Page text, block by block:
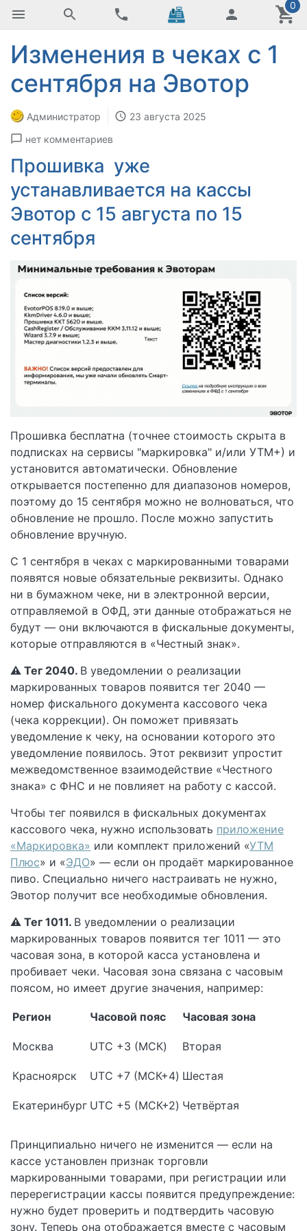
0
Изменения в чеках с 1
сентября на Эвотор
Администратор
23 августа 2025
нет комментариев
Прошивка уже
устанавливается на кассы
Эвотор с 15 августа по 15
сентября
Прошивка бесплатна (точнее стоимость скрыта в
подписках на сервисы "маркировка" и/или УТМ+) и
установится автоматически. Обновление
открывается постепенно для диапазонов номеров,
поэтому до 15 сентября можно не волноваться, что
обновление не прошло. После можно запустить
обновление вручную.
С 1 сентября в чеках с маркированными товарами
появятся новые обязательные реквизиты. Однако
ни в бумажном чеке, ни в электронной версии,
отправляемой в ОФД, эти данные отображаться не
будут — они включаются в фискальные документы,
которые отправляются в «Честный знак».
⚠️ Тег 2040. В уведомлении о реализации
маркированных товаров появится тег 2040 —
номер фискального документа кассового чека
(чека коррекции). Он поможет привязать
уведомление к чеку, на основании которого это
уведомление появилось. Этот реквизит упростит
межведомственное взаимодействие «Честного
знака» с ФНС и не повлияет на работу с кассой.
Чтобы тег появился в фискальных документах
кассового чека, нужно использовать приложение
«Маркировка» или комплект приложений «УТМ
Плюс» и «ЭДО» — если он продаёт маркированное
пиво. Специально ничего настраивать не нужно,
Эвотор получит все необходимые обновления.
⚠️ Тег 1011. В уведомлении о реализации
маркированных товаров появится тег 1011 — это
часовая зона, в которой касса установлена и
пробивает чеки. Часовая зона связана с часовым
поясом, но имеет другие значения, например:
Регион Часовой пояс Часовая зона
Москва UTC +3 (МСК) Вторая
Красноярск UTC +7 (МСК+4) Шестая
Екатеринбург UTC +5 (МСК+2) Четвёртая
Принципиально ничего не изменится — если на
кассе установлен признак торговли
маркированными товарами, при регистрации или
перерегистрации кассы появится предупреждение:
нужно будет проверить и подтвердить часовую
зону. Теперь она отображается вместе с часовым